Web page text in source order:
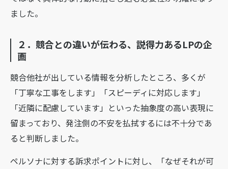
ました。
２．競合との違いが伝わる、説得力あるLPの企
画
競合他社が出している情報を分析したところ、多くが
「丁寧な工事をします」「スピーディに対応します」
「近隣に配慮しています」といった抽象度の高い表現に
留まっており、発注側の不安を払拭するには不十分であ
ると判断しました。
ペルソナに対する訴求ポイントに対し、「なぜそれが可